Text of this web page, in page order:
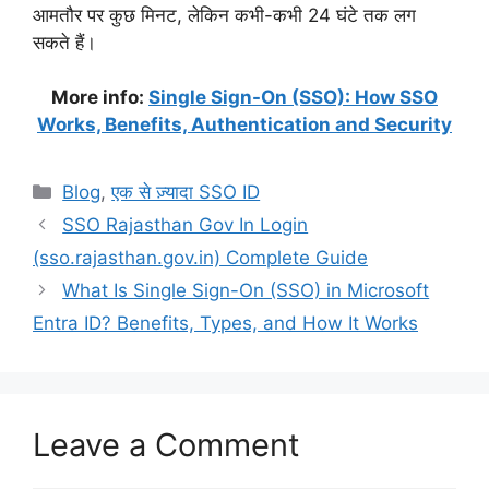
आमतौर पर कुछ मिनट, लेकिन कभी-कभी 24 घंटे तक लग
सकते हैं।
More info: Single Sign-On (SSO): How SSO
Works, Benefits, Authentication and Security
Categories
Blog,एक से ज़्यादा SSO ID
SSO Rajasthan Gov In Login
(sso.rajasthan.gov.in) Complete Guide
What Is Single Sign-On (SSO) in Microsoft
Entra ID? Benefits, Types, and How It Works
Leave a Comment